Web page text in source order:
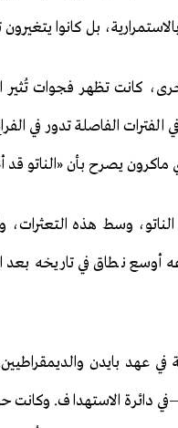
بل كانوا
كانت تظهر فجوات تُثير
الفترات الفاصلة تدور في
يصرح بأن «الناتو
الناتو، وسط هذه
أوسع نطاق في تاريخه
في عهد بايدن
دائرة الاستهداف.